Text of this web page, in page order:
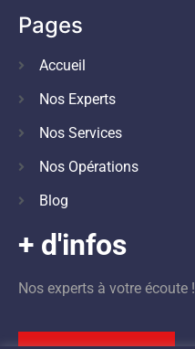
Pages
Accueil
Nos Experts
Nos Services
Nos Opérations
Blog
+ d'infos
Nos experts à votre écoute !